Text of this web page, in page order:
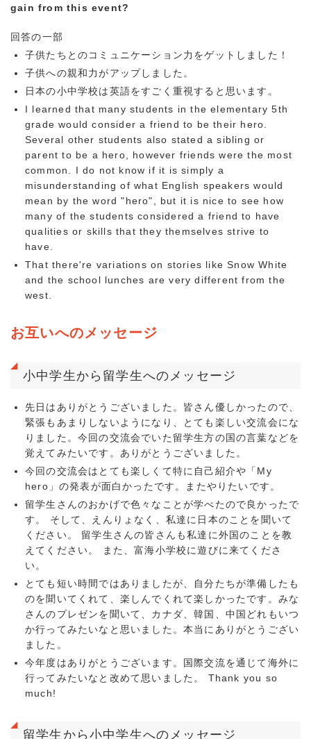
gain from this event?
回答の一部
子供たちとのコミュニケーション力をゲットしました！
子供への親和力がアップしました。
日本の小中学校は英語をすごく重視すると思います。
I learned that many students in the elementary 5th
grade would consider a friend to be their hero.
Several other students also stated a sibling or
parent to be a hero, however friends were the most
common. I do not know if it is simply a
misunderstanding of what English speakers would
mean by the word "hero", but it is nice to see how
many of the students considered a friend to have
qualities or skills that they themselves strive to
have.
That there're variations on stories like Snow White
and the school lunches are very different from the
west.
お互いへのメッセージ
小中学生から留学生へのメッセージ
先日はありがとうございました。皆さん優しかったので、
緊張もあまりしないようになり、とても楽しい交流会にな
りました。今回の交流会でいた留学生方の国の言葉などを
覚えてみたいです。ありがとうございました。
今回の交流会はとても楽しくて特に自己紹介や「My
hero」の発表が面白かったです。またやりたいです。
留学生さんのおかげで色々なことが学べたので良かったで
す。 そして、えんりょなく、私達に日本のことを聞いて
ください。 留学生さんの皆さんも私達に外国のことを教
えてください。 また、富海小学校に遊びに来てくださ
い。
とても短い時間ではありましたが、自分たちが準備したも
のを聞いてくれて、楽しんでくれて楽しかったです。みな
さんのプレゼンを聞いて、カナダ、韓国、中国どれもいつ
か行ってみたいなと思いました。本当にありがとうござい
ました。
今年度はありがとうございます。国際交流を通じて海外に
行ってみたいなと改めて思いました。 Thank you so
much!
留学生から小中学生へのメッセージ